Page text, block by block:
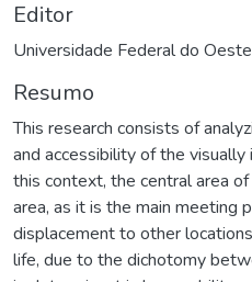
Editor
Universidade Federal do
Resumo
This research consists of
and accessibility of the visually
this context, the central area
area, as it is the main meeting
displacement to other
life, due to the dichotomy